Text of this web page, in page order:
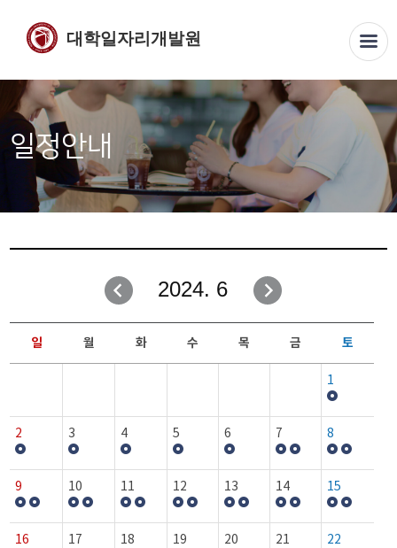
대학일자리개발원
일정안내
2024. 6
일 월 화 수 목 금 토
1
2 3 4 5 6 7 8
9 10 11 12 13 14 15
16 17 18 19 20 21 22